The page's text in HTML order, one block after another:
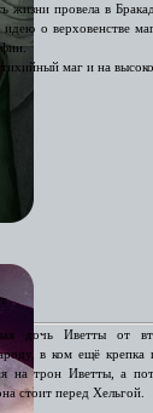
жизни провела в
идею о верховенстве
маг и на
дочь Иветты от
в ком ещё
на трон Иветты, а
стоит перед Хельгой.